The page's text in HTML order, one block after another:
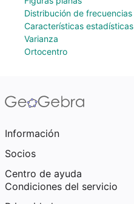
Distribución de frecuencias
Características estadísticas
Varianza
Ortocentro
Información
Socios
Centro de ayuda
Condiciones del servicio